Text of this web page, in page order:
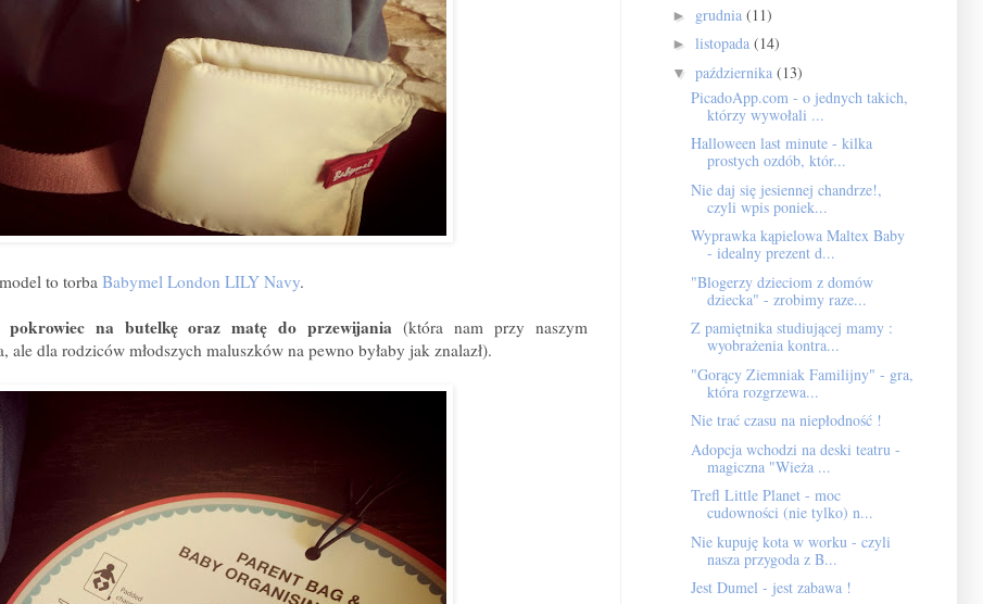
to torba Babymel London LILY Navy.
pokrowiec na butelkę oraz matę do przewijania(która nam przy naszym
dla rodziców młodszych maluszków na pewno byłaby jak znalazł).
► grudnia (11)
► listopada (14)
▼ października (13)
PicadoApp.com - o jednych takich,
którzy wywołali ...
Halloween last minute - kilka
prostych ozdób, któr...
Nie daj się jesiennej chandrze!,
czyli wpis poniek...
Wyprawka kąpielowa Maltex Baby
- idealny prezent d...
"Blogerzy dzieciom z domów
dziecka" - zrobimy raze...
Z pamiętnika studiującej mamy :
wyobrażenia kontra...
"Gorący Ziemniak Familijny" - gra,
która rozgrzewa...
Nie trać czasu na niepłodność !
Adopcja wchodzi na deski teatru -
magiczna "Wieża ...
Trefl Little Planet - moc
cudowności (nie tylko) n...
Nie kupuję kota w worku - czyli
nasza przygoda z B...
Jest Dumel - jest zabawa !